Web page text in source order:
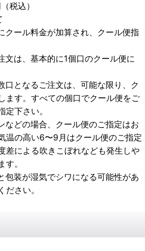
税込）
ール料金が加算され、クール便指
は、基本的に1個口のクール便に
となるご注文は、可能な限り、ク
ます。すべての個口でクール便をご
下さい。
どの場合、クール便のご指定はお
温の高い6〜9月はクール便のご指定
差による吹きこぼれなども発生しや
。
装が湿気でシワになる可能性があ
ださい。